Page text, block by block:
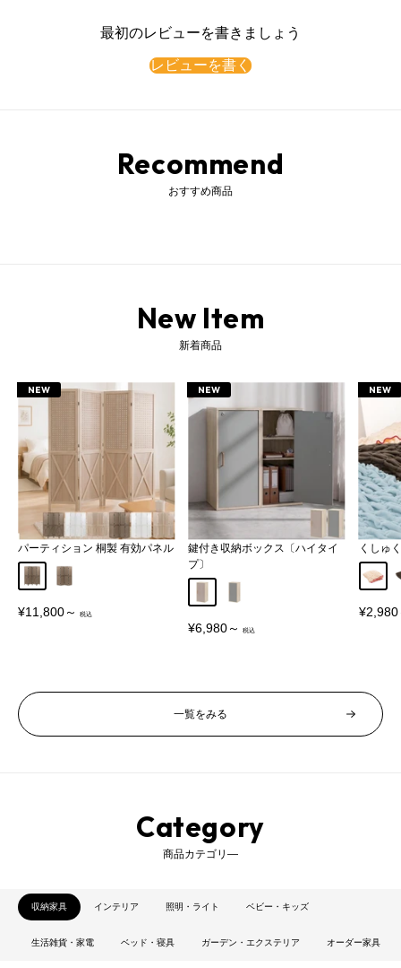
オートディスペンサー オートソープディスペンサー ソープディスペンサー そーぷでぃすぺんさー ハンドソープディスペンサー ハンドディスペンサー ディスペンサー 自動ディスペンサー 自動 各種洗剤対応 2種類 2タイプ ハンドソープ はんどそーぷ フォーム ソープ オート ハンド 泡ハンドソープ ハンドソープ泡 泡タイプ 泡 あわ 液体ハンドソープ 液タイプ 液ジェル 液体 えきたい ジェル リキッド 洗剤 非接触 非接触式 食器用洗剤 食器洗剤 台所洗剤 キッチン洗剤 ボトル 高感度センサー搭載 高感度センサー 赤外線センサー センサー Sensor 液体自動 コードレス式 ノータッチ式 コードレス ノータッチ 電池式 電池 式 吐出量2段階調整 吐出量2段階調節 吐出量調節 残量確認可 容量280ml 280ml 透明ボトル 定量 大容量 防水 タイプ インフルエンザ対策 ウィルス対策 ウイルス対策 インフルエンザ ウイルス 感染予防 感染 対策 予防 自宅 お手洗い トイレ といれ キッチン 台所 洗面所 スポンジ 公共の場所 学校 会社 仕事場 オフィス 卓上 遊園地 幼稚園 病院 子供用 子供 幼児 キッズ 子ども こども 大人用 社会人 おとな 家庭用 家族 用 引っ越し祝い 手洗い 誕生日 新生活 病院用 適用 ギフト プレゼント ホワイトカラー ホワイト クリア 白 透明 色 カラー コンパクト 小さい 小さめ 小型 かわいい お洒落 オシャレ おしゃれ 完成品
最初のレビューを書きましょう
レビューを書く
Recommend
おすすめ商品
New Item
新着商品
NEW
パーティション 桐製 有効パネル
AタイプBタイプ
販
¥11,800～
NEW
鍵付き収納ボックス〔ハイタイ
プ〕
販
¥6,980～
NEW
くしゅ
アイ
販
¥2,980
一覧をみる
Category
商品カテゴリ―
収納家具 インテリア 照明・ライト ベビー・キッズ
生活雑貨・家電 ベッド・寝具 ガーデン・エクステリア オーダー家具